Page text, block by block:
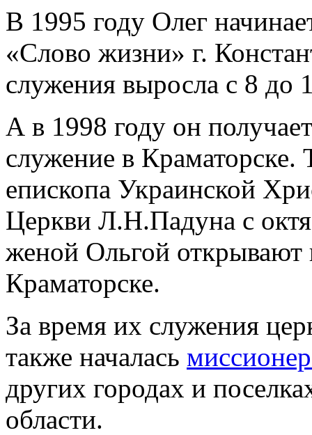
В 1995 году Олег
«Слово жизни» г.
служения выросла с 8 до
А в 1998 году он
служение в Краматорске.
епископа Украинской
Церкви Л.Н.Падуна с
женой Ольгой открывают
Краматорске.
За время их служения
также началась
других городах и
области.